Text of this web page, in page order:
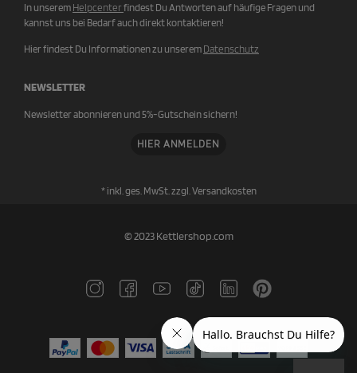
In unserem Helpcenter findest Du Antworten auf häufige Fragen und
kannst uns bei Bedarf auch direkt kontaktieren!
Hier findest Du Informationen zu unserem Datenschutz
NEWSLETTER
Newsletter abonnieren und 5%-Gutschein sichern!
HIER ANMELDEN
* inkl. ges. MwSt. zzgl. Versandkosten
© 2023 Kettlershop.com